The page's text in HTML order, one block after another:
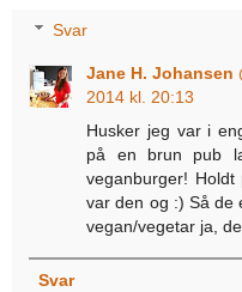
Svar
Jane H. Johansen
2014 kl. 20:13
Husker jeg var i
på en brun pub
veganburger!
var den og :) Så de
vegan/vegetar ja,
Svar